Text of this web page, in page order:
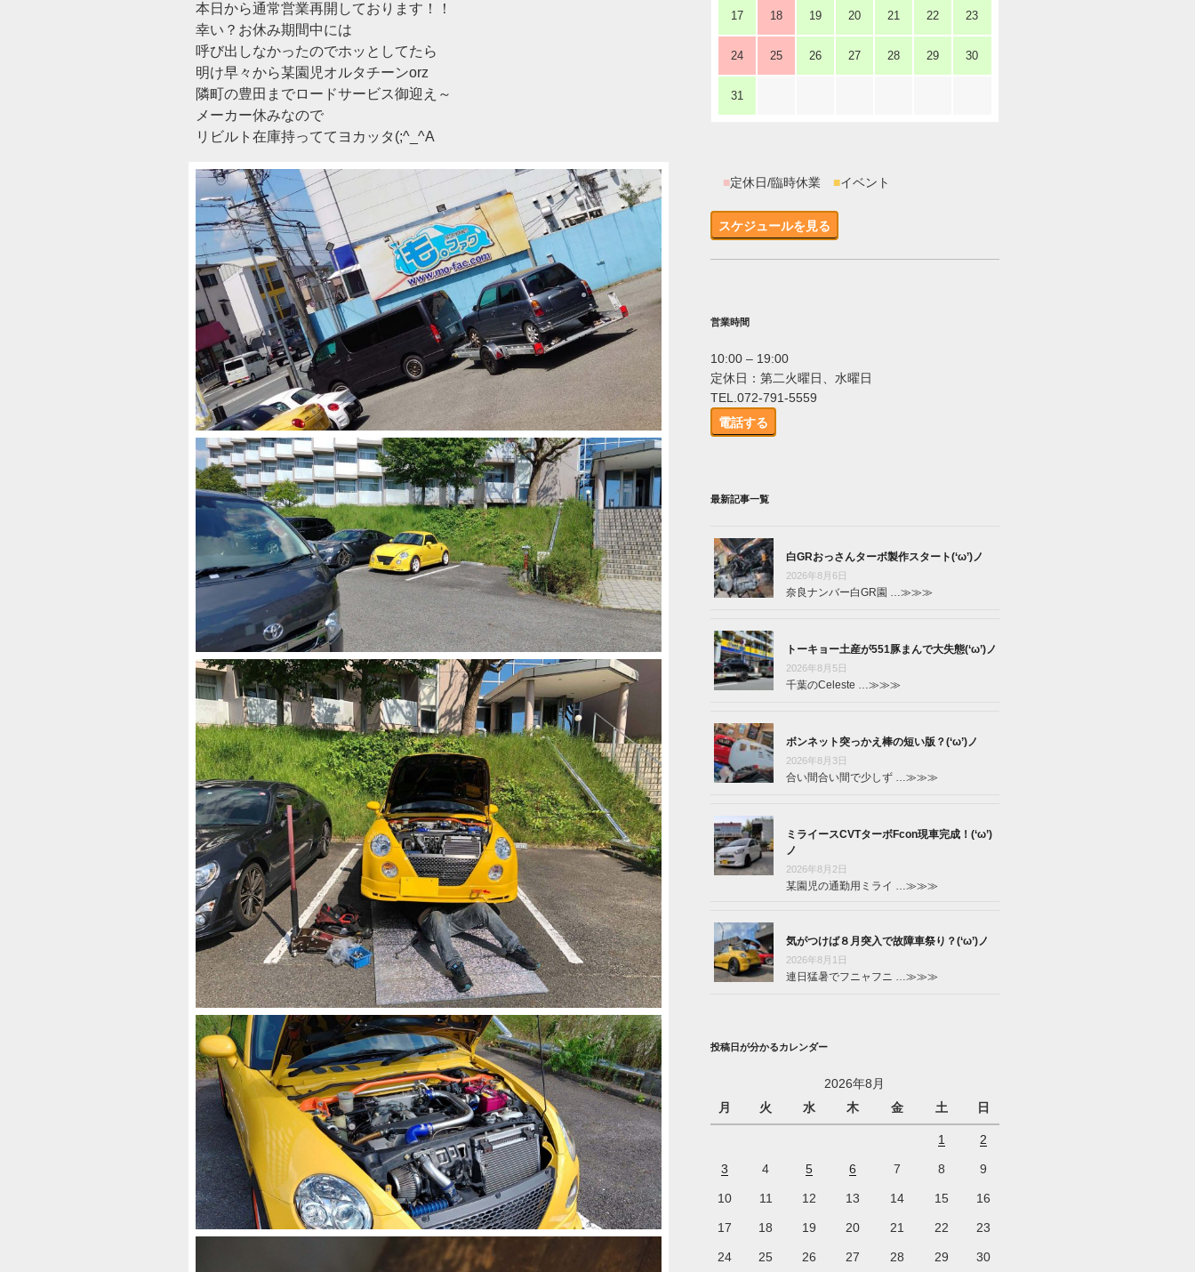
本日から通常営業再開しております！！
幸い？お休み期間中には
呼び出しなかったのでホッとしてたら
明け早々から某園児オルタチーンorz
隣町の豊田までロードサービス御迎え～
メーカー休みなので
リビルト在庫持っててヨカッタ(;^_^A
17 18 19 20 21 22 23
24 25 26 27 28 29 30
31
■定休日/臨時休業 ■イベント
スケジュールを見る
営業時間
10:00 – 19:00
定休日：第二火曜日、水曜日
TEL.072-791-5559
電話する
最新記事一覧
白GRおっさんターボ製作スタート(‘ω’)ノ
2026年8月6日
奈良ナンバー白GR園 …≫≫≫
トーキョー土産が551豚まんで大失態(‘ω’)ノ
2026年8月5日
千葉のCeleste …≫≫≫
ボンネット突っかえ棒の短い版？(‘ω’)ノ
2026年8月3日
合い間合い間で少しず …≫≫≫
ミライースCVTターボFcon現車完成！(‘ω’)
ノ
2026年8月2日
某園児の通勤用ミライ …≫≫≫
気がつけば８月突入で故障車祭り？(‘ω’)ノ
2026年8月1日
連日猛暑でフニャフニ …≫≫≫
投稿日が分かるカレンダー
2026年8月
月
火 水 木 金 土 日
1 2
3 4 5 6 7 8 9
10 11 12 13 14 15 16
17 18 19 20 21 22 23
24 25 26 27 28 29 30